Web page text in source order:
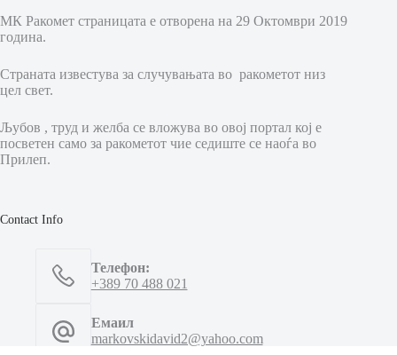
МК Ракомет страницата е отворена на 29 Октомври 2019
година.
Страната известува за случувањата во ракометот низ
цел свет.
Љубов , труд и желба се вложува во овој портал кој е
посветен само за ракометот чие седиште се наоѓа во
Прилеп.
Contact Info
Телефон:
+389 70 488 021
Емаил
markovskidavid2@yahoo.com